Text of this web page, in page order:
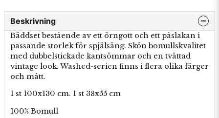
Beskrivning
Bäddset bestående av ett örngott och ett påslakan i
passande storlek för spjälsäng. Skön bomullskvalitet
med dubbelstickade kantsömmar och en tvättad
vintage look. Washed-serien finns i flera olika färger
och mått.
1 st 100x130 cm. 1 st 38x55 cm
100% Bomull